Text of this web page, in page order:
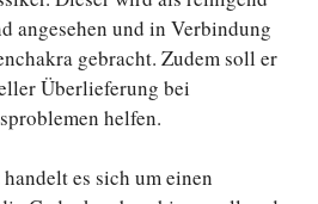
angesehen und in Verbindung
gebracht. Zudem soll er
Überlieferung bei
helfen.
es sich um einen